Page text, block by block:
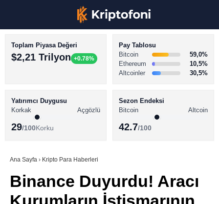
Youtube
BİTCOİN HABERLERİ
ALTCOİN HABERLERİ
SÖZLÜK
Toplam Piyasa Değeri
$2,21 Trilyon +0.78%
Pay Tablosu
Bitcoin
59,0%
Ethereum
10,5%
Altcoinler
30,5%
Yatırımcı Duygusu
Korkak
Açgözlü
29/100Korku
Sezon Endeksi
Bitcoin
Altcoin
42.7/100
Ana Sayfa › Kripto Para Haberleri
Binance Duyurdu! Aracı